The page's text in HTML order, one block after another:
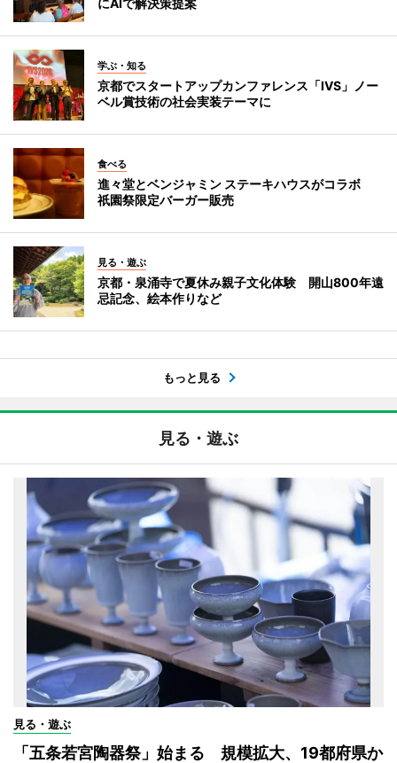
学ぶ・知る
京都でスタートアップカンファレンス「IVS」ノー
ベル賞技術の社会実装テーマに
食べる
進々堂とベンジャミン ステーキハウスがコラボ
祇園祭限定バーガー販売
見る・遊ぶ
京都・泉涌寺で夏休み親子文化体験 開山800年遠
忌記念、絵本作りなど
もっと見る
見る・遊ぶ
見る・遊ぶ
「五条若宮陶器祭」始まる 規模拡大、19都府県か